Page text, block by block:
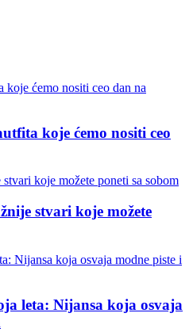
koje ćemo nositi ceo
stvari koje možete
leta: Nijansa koja osvaja